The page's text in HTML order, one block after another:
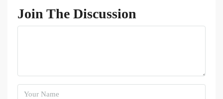
Join The Discussion